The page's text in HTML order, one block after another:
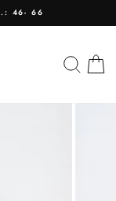
46- 66